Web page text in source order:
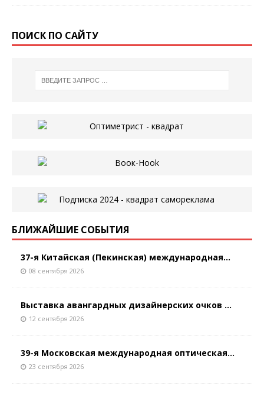
ПОИСК ПО САЙТУ
БЛИЖАЙШИЕ СОБЫТИЯ
37-я Китайская (Пекинская) международная...
08 сентября 2026
Выставка авангардных дизайнерских очков ...
12 сентября 2026
39-я Московская международная оптическая...
23 сентября 2026